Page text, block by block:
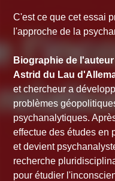
C'est ce que cet essai
l'approche de la
Biographie de l'auteur
Astrid du Lau
et chercheur a
problèmes
psychanalytiques.
effectue des études en
et devient
recherche
pour étudier